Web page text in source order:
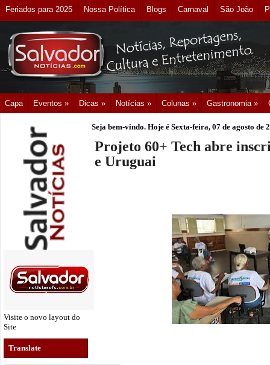
Feriados para 2025 Nossa Política Blogs Carnaval São João
Capa Eventos » Dicas » Notícias » Colunas » Gastronomia »
Visite o novo layout do
Site
Translate
Seja bem-vindo. Hoje é Sexta-feira, 07 de agosto de
Projeto 60+ Tech abre
e Uruguai